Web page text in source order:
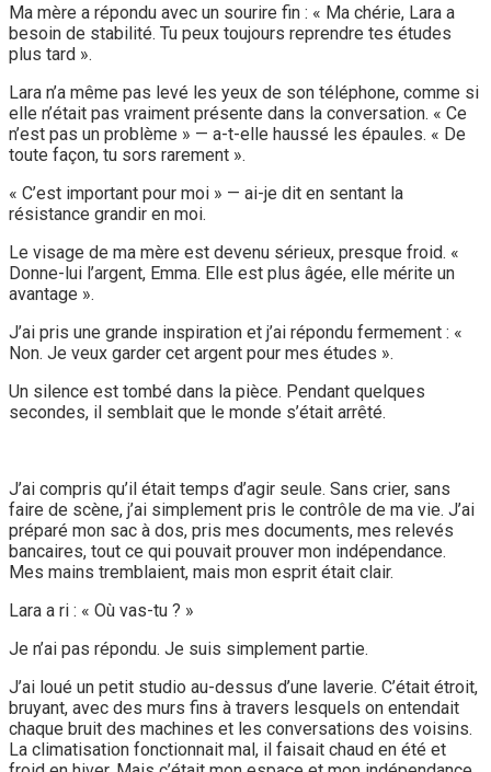
Ma mère a répondu avec un sourire fin : « Ma chérie, Lara a
besoin de stabilité. Tu peux toujours reprendre tes études
plus tard ».
Lara n’a même pas levé les yeux de son téléphone, comme si
elle n’était pas vraiment présente dans la conversation. « Ce
n’est pas un problème » — a-t-elle haussé les épaules. « De
toute façon, tu sors rarement ».
« C’est important pour moi » — ai-je dit en sentant la
résistance grandir en moi.
Le visage de ma mère est devenu sérieux, presque froid. «
Donne-lui l’argent, Emma. Elle est plus âgée, elle mérite un
avantage ».
J’ai pris une grande inspiration et j’ai répondu fermement : «
Non. Je veux garder cet argent pour mes études ».
Un silence est tombé dans la pièce. Pendant quelques
secondes, il semblait que le monde s’était arrêté.
J’ai compris qu’il était temps d’agir seule. Sans crier, sans
faire de scène, j’ai simplement pris le contrôle de ma vie. J’ai
préparé mon sac à dos, pris mes documents, mes relevés
bancaires, tout ce qui pouvait prouver mon indépendance.
Mes mains tremblaient, mais mon esprit était clair.
Lara a ri : « Où vas-tu ? »
Je n’ai pas répondu. Je suis simplement partie.
J’ai loué un petit studio au-dessus d’une laverie. C’était étroit,
bruyant, avec des murs fins à travers lesquels on entendait
chaque bruit des machines et les conversations des voisins.
La climatisation fonctionnait mal, il faisait chaud en été et